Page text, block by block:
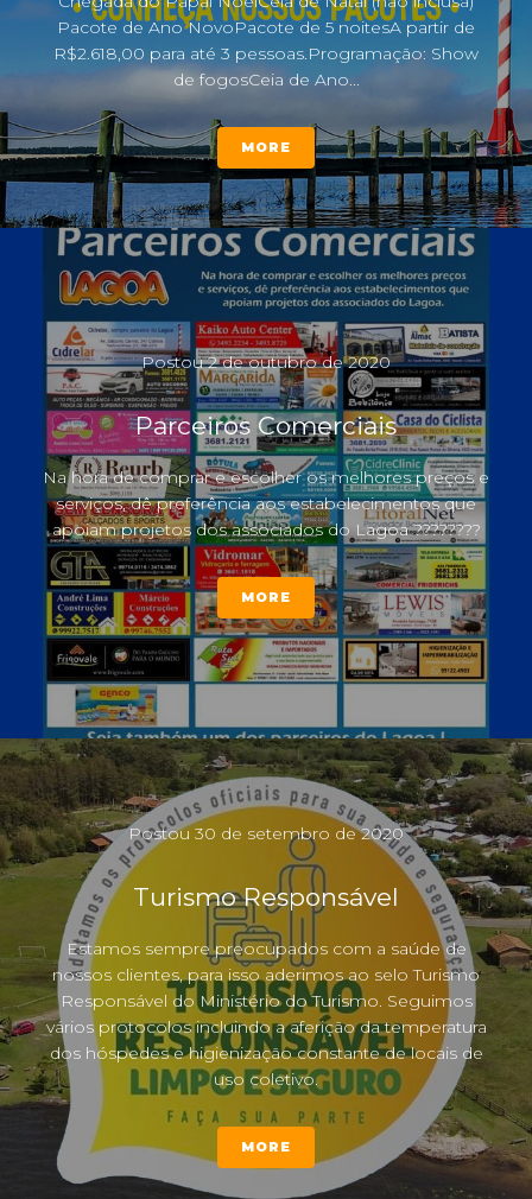
Pacote de Ano NovoPacote de 5 noitesA partir de
R$2.618,00 para até 3 pessoas.Programação: Show
de fogosCeia de Ano...
MORE
Postou2 de outubro de 2020
Parceiros Comerciais
Na hora de comprar e escolher os melhores preços e
serviços, dê preferência aos estabelecimentos que
apoiam projetos dos associados do Lagoa ????????
MORE
Postou30 de setembro de 2020
Turismo Responsável
Estamos sempre preocupados com a saúde de
nossos clientes, para isso aderimos ao selo Turismo
Responsável do Ministério do Turismo. Seguimos
vários protocolos incluindo a aferição da temperatura
dos hóspedes e higienização constante de locais de
uso coletivo.
MORE